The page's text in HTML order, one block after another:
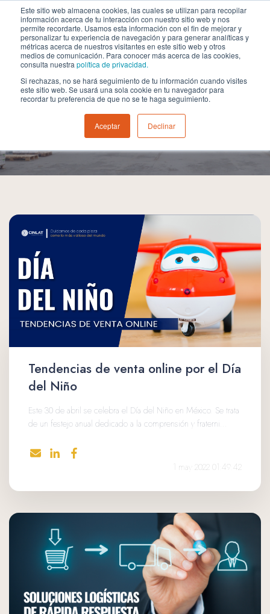
Este sitio web almacena cookies, las cuales se utilizan para recopilar
información acerca de tu interacción con nuestro sitio web y nos
permite recordarte. Usamos esta información con el fin de mejorar y
personalizar tu experiencia de navegación y para generar analíticas y
métricas acerca de nuestros visitantes en este sitio web y otros
medios de comunicación. Para conocer más acerca de las cookies,
consulta nuestra política de privacidad.
Si rechazas, no se hará seguimiento de tu información cuando visites
este sitio web. Se usará una sola cookie en tu navegador para
recordar tu preferencia de que no se te haga seguimiento.
Aceptar Declinar
Podcast
Tendencias de venta online por el Día
del Niño
Este 30 de abril se celebra el Día del Niño en México. Se trata
de un festejo anual dedicado a la comprensión y fraterni...
1 may 2022 01:49:42